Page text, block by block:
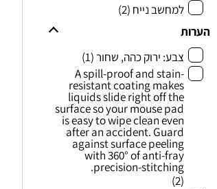
למחשב נייח (2)
הערות
צבע: ירוק כהה, שחור(1)
A spill-proof and stain-
resistant coating makes
liquids slide right off the
surface so your mouse pad
is easy to wipe clean even
after an accident. Guard
against surface peeling
with 360° of anti-fray
precision-stitching.
(2)